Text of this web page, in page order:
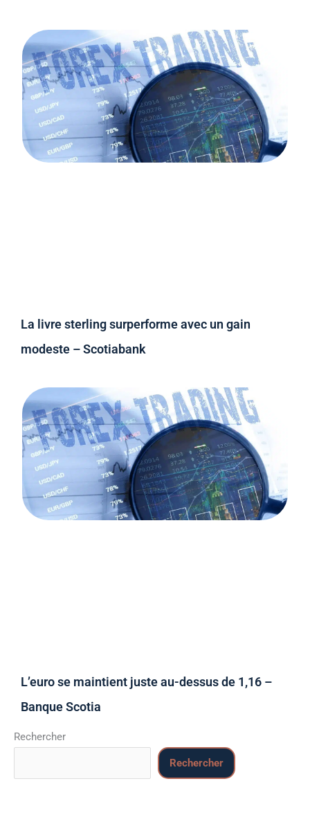
La livre sterling surperforme avec un gain
modeste – Scotiabank
L’euro se maintient juste au-dessus de 1,16 –
Banque Scotia
Rechercher
Rechercher